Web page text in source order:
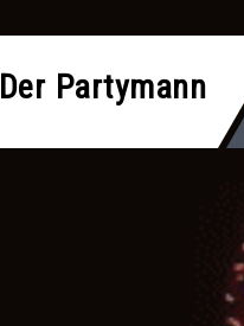
Der Partymann